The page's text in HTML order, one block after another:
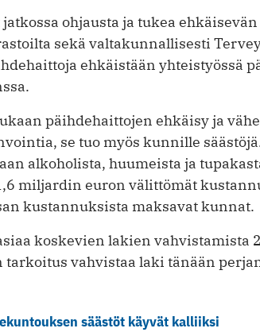
ohjausta ja tukea
sekä valtakunnallisesti
ehkäistään yhteistyössä
päihdehaittojen ehkäisy ja
se tuo myös kunnille
alkoholista, huumeista ja
miljardin euron välittömät
kustannuksista maksavat kunnat.
koskevien lakien vahvistamista
vahvistaa laki tänään
säästöt käyvät kalliiksi